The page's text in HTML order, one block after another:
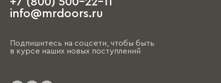
info@mrdoors.ru
Подпишитесь на соцсети, чтобы быть
в курсе наших новых поступлений